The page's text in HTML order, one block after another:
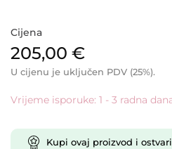
Cijena
205,00 €
U cijenu je uključen PDV (25%).
Vrijeme isporuke: 1 - 3 radna
Kupi ovaj proizvod i ostvari